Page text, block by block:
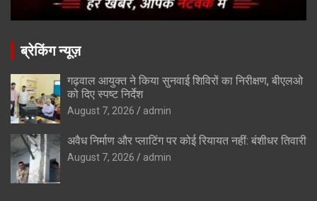
ब्रेकिंग न्यूज़
गढ़वाल आयुक्त ने किया सुनवाई शिविरों का निरीक्षण, बीएलओ
को दिए स्पष्ट निर्देश
August 7, 2026 admin
अवैध निर्माण और प्लाटिंग पर कोई रियायत नहीं: बंशीधर तिवारी
August 7, 2026 admin